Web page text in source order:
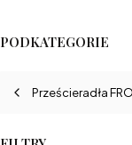
PODKATEGORIE
Prześcieradła